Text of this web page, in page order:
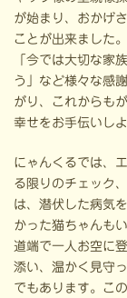
が始まり、おかげ
ことが出来ました
「今では大切な家
う」など様々な感
がり、これからも
幸せをお手伝いし
にゃんくるでは、
る限りのチェック
は、潜伏した病気
かった猫ちゃんも
道端で一人お空に
添い、温かく見守
でもあります。こ